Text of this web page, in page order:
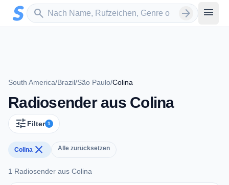
Zum Hauptinhalt springen
search
Sender suchen arrow_forward menu
South America/Brazil/São Paulo/Colina
Radiosender aus Colina
tune Filter 1
Colina close Alle zurücksetzen
1 Radiosender aus Colina